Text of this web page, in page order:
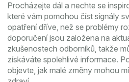
Procházejte dál a nechte se
které vám pomohou číst signály
opatření dříve, než se problémy
doporučení jsou založena na
zkušenostech odborníků, takže
získáváte spolehlivé informace.
objevte, jak malé změny mohou